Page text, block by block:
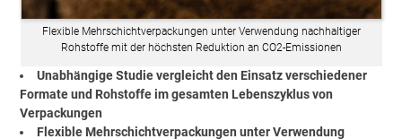
Flexible Mehrschichtverpackungen unter Verwendung nachhaltiger
Rohstoffe mit der höchsten Reduktion an CO2-Emissionen
Unabhängige Studie vergleicht den Einsatz verschiedener
Formate und Rohstoffe im gesamten Lebenszyklus von
Verpackungen
Flexible Mehrschichtverpackungen unter Verwendung